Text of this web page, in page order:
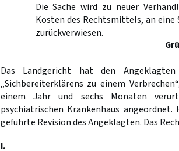
Die Sache wird zu neuer
Kosten des Rechtsmittels, an
zurückverwiesen.
Das Landgericht hat den
„Sichbereiterklärens zu einem
einem Jahr und sechs Monaten
psychiatrischen Krankenhaus
geführte Revision des Angeklagten. Das
I.